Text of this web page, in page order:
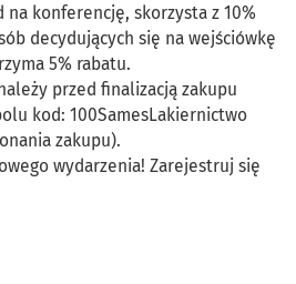
konferencję, skorzysta z 10%
decydujących się na wejściówkę
5% rabatu.
przed finalizacją zakupu
kod: 100SamesLakiernictwo
zakupu).
wydarzenia! Zarejestruj się